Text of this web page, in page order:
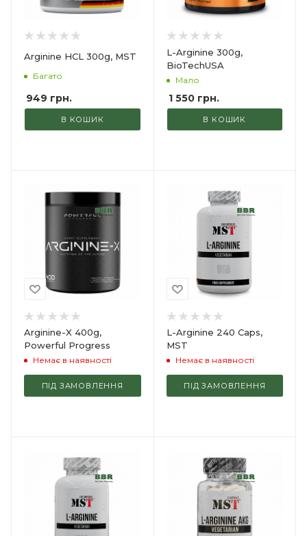
Arginine HCL 300g, MST
Багато
949 грн.
В КОШИК
L-Arginine 300g,
BioTechUSA
Мало
1 550грн.
В КОШИК
Arginine-X 400g,
Powerful Progress
Немає в наявності
ПІД ЗАМОВЛЕННЯ
L-Arginine 240 Caps,
MST
Немає в наявності
ПІД ЗАМОВЛЕННЯ